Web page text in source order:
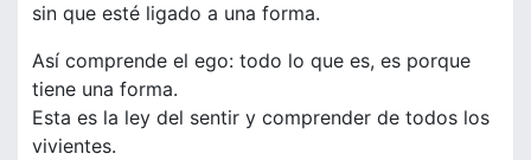
sin que esté ligado a una forma.
Así comprende el ego: todo lo que es, es porque
tiene una forma.
Esta es la ley del sentir y comprender de todos los
vivientes.